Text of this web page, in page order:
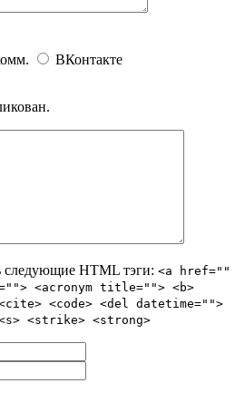
ВКонтакте
следующие HTML тэги: <a href=""
<acronym title=""> <b>
<code> <del datetime="">
<strike> <strong>